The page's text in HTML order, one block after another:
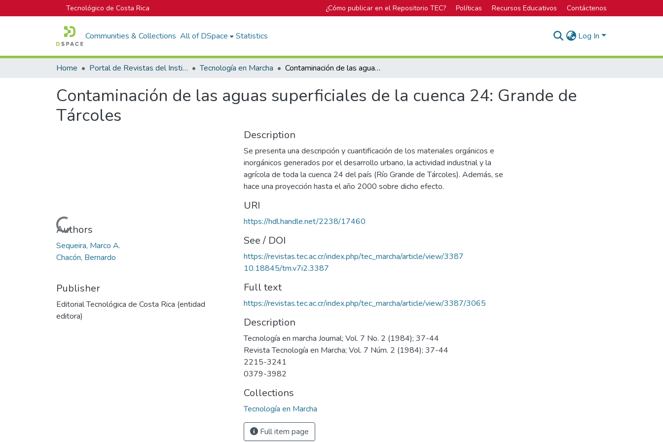
Tecnológico de Costa Rica ¿Cómo publicar en el Repositorio TEC? Políticas Recursos Educativos Contáctenos
Communities & Collections All of DSpace Statistics Log In
Home Portal de Revistas del Instituto Tecnológico de Costa Rica Tecnología en Marcha Contaminación de las aguas superficiales de la cuenca 24: Grande de Tárcoles
Contaminación de las aguas superficiales de la cuenca 24: Grande de
Tárcoles
Loading...
Authors
Sequeira, Marco A.
Chacón, Bernardo
Publisher
Editorial Tecnológica de Costa Rica (entidad
editora)
Description
Se presenta una descripción y cuantificación de los materiales orgánicos e
inorgánicos generados por el desarrollo urbano, la actividad industrial y la
agrícola de toda la cuenca 24 del país (Río Grande de Tárcoles). Además, se
hace una proyección hasta el año 2000 sobre dicho efecto.
URI
https://hdl.handle.net/2238/17460
See / DOI
https://revistas.tec.ac.cr/index.php/tec_marcha/article/view/3387
10.18845/tm.v7i2.3387
Full text
https://revistas.tec.ac.cr/index.php/tec_marcha/article/view/3387/3065
Description
Tecnología en marcha Journal; Vol. 7 No. 2 (1984); 37-44
Revista Tecnología en Marcha; Vol. 7 Núm. 2 (1984); 37-44
2215-3241
0379-3982
Collections
Tecnología en Marcha
Full item page